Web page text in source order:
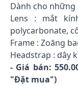
Dành cho
Lens : mắt
polycarbonate,
Frame : Zoăng
Headstrap : dây
- Giá bán:
"Đặt mua")